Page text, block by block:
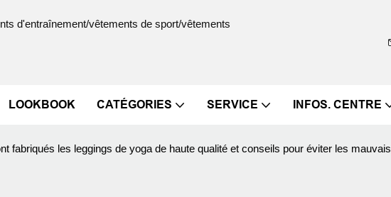
d'entraînement/vêtements de sport/vêtements
LOOKBOOK CATÉGORIES SERVICE INFOS. CENTRE
fabriqués les leggings de yoga de haute qualité et conseils pour éviter les